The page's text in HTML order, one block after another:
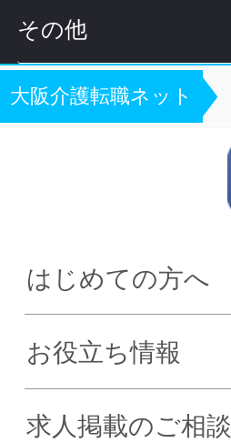
その他
大阪介護転職ネット
はじめての方へ
お役立ち情報
求人掲載のご相談